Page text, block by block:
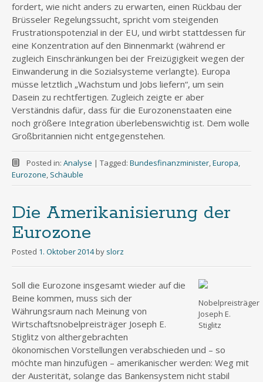
fordert, wie nicht anders zu erwarten, einen Rückbau der
Brüsseler Regelungssucht, spricht vom steigenden
Frustrationspotenzial in der EU, und wirbt stattdessen für
eine Konzentration auf den Binnenmarkt (während er
zugleich Einschränkungen bei der Freizügigkeit wegen der
Einwanderung in die Sozialsysteme verlangte). Europa
müsse letztlich „Wachstum und Jobs liefern“, um sein
Dasein zu rechtfertigen. Zugleich zeigte er aber
Verständnis dafür, dass für die Eurozonenstaaten eine
noch größere Integration überlebenswichtig ist. Dem wolle
Großbritannien nicht entgegenstehen.
Posted in: Analyse | Tagged: Bundesfinanzminister,Europa,
Eurozone, Schäuble
Die Amerikanisierung der
Eurozone
Posted 1. Oktober 2014 by slorz
Nobelpreisträger
Joseph E.
Stiglitz
Soll die Eurozone insgesamt wieder auf die
Beine kommen, muss sich der
Währungsraum nach Meinung von
Wirtschaftsnobelpreisträger Joseph E.
Stiglitz von althergebrachten
ökonomischen Vorstellungen verabschieden und – so
möchte man hinzufügen – amerikanischer werden: Weg mit
der Austerität, solange das Bankensystem nicht stabil